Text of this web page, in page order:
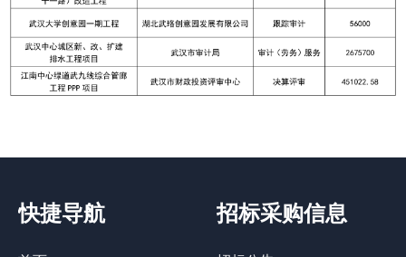
快捷导航 招标采购信息